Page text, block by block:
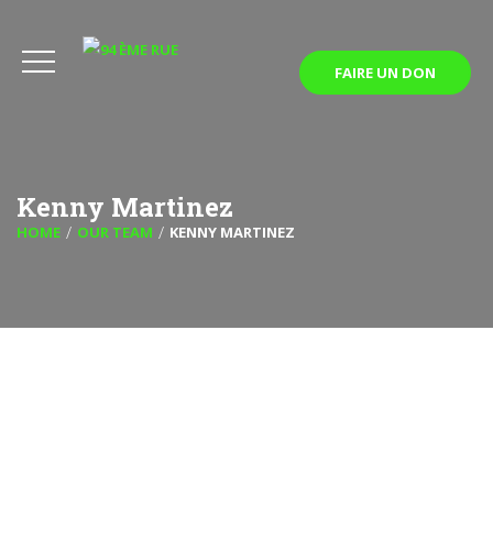
FAIRE UN DON
Kenny Martinez
HOME OUR TEAM KENNY MARTINEZ